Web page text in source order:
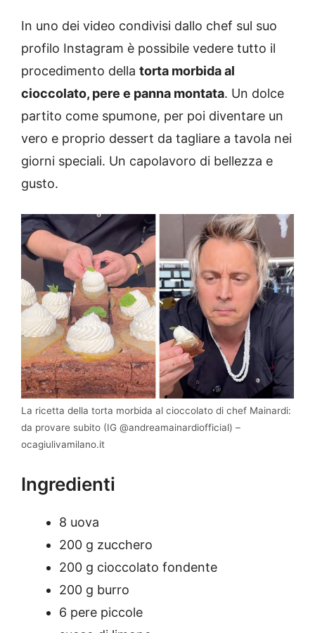
In uno dei video condivisi dallo chef sul suo
profilo Instagram è possibile vedere tutto il
procedimento della torta morbida al
cioccolato, pere e panna montata. Un dolce
partito come spumone, per poi diventare un
vero e proprio dessert da tagliare a tavola nei
giorni speciali. Un capolavoro di bellezza e
gusto.
La ricetta della torta morbida al cioccolato di chef Mainardi:
da provare subito (IG @andreamainardiofficial) –
ocagiulivamilano.it
Ingredienti
8 uova
200 g zucchero
200 g cioccolato fondente
200 g burro
6 pere piccole